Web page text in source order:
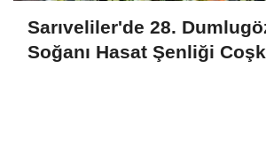
Sarıveliler'de 28.
Soğanı Hasat Şenliği